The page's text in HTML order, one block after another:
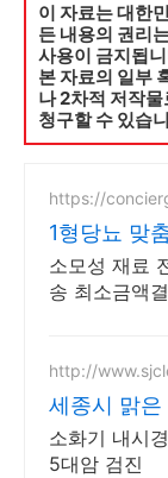
이 자료는 대한
든 내용의 권리
사용이 금지됩
본 자료의 일부
나 2차적 저작
청구할 수 있습
https://
1형당뇨 맞
잡한 청구
소모성 재료
송 최소금액
http://
세종시 맑은
소화기 내시경 전
5대암 검진